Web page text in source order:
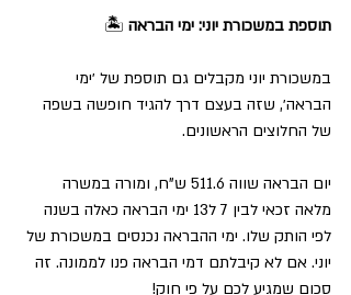
תוספת במשכורת יוני: ימי הבראה 🏝️
במשכורת יוני מקבלים גם תוספת של ׳ימי
הבראה׳, שזה בעצם דרך להגיד חופשה בשפה
של החלוצים הראשונים.
יום הבראה שווה 511.6 ש"ח, ומורה במשרה
מלאה זכאי לבין 7 ל13 ימי הבראה כאלה בשנה
לפי הותק שלו. ימי ההבראה נכנסים במשכורת של
יוני. אם לא קיבלתם דמי הבראה פנו לממונה. זה
סכום שמגיע לכם על פי חוק!